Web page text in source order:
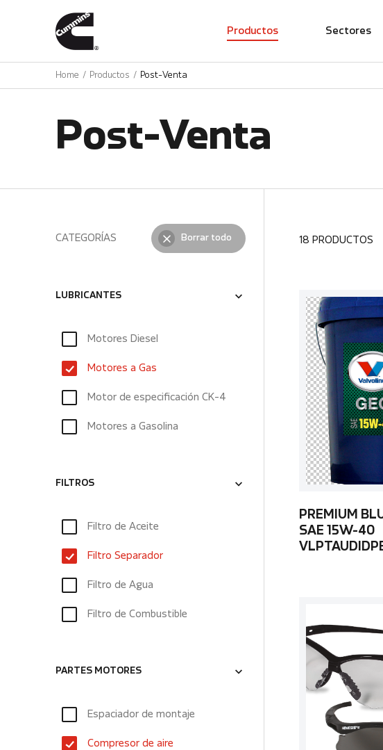
Productos Sectores
Home Productos Post-Venta
Post-Venta
CATEGORÍAS Borrar todo
LUBRICANTES
Motores Diesel
Motores a Gas
Motor de especificación CK-4
Motores a Gasolina
FILTROS
Filtro de Aceite
Filtro Separador
Filtro de Agua
Filtro de Combustible
PARTES MOTORES
Espaciador de montaje
Compresor de aire
18 PRODUCTOS
PREMIUM
SAE 15W-40